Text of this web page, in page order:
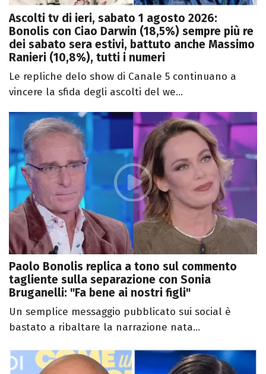
Ascolti tv di ieri, sabato 1 agosto 2026:
Bonolis con Ciao Darwin (18,5%) sempre più re
dei sabato sera estivi, battuto anche Massimo
Ranieri (10,8%), tutti i numeri
Le repliche delo show di Canale 5 continuano a
vincere la sfida degli ascolti del we...
Paolo Bonolis replica a tono sul commento
tagliente sulla separazione con Sonia
Bruganelli: "Fa bene ai nostri figli"
Un semplice messaggio pubblicato sui social è
bastato a ribaltare la narrazione nata...